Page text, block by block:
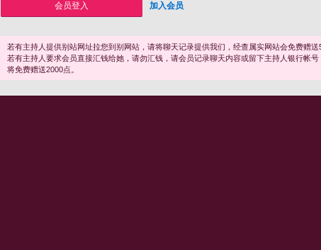
加入会员
若有主持人提供别站网址拉您到别网站，请将聊天记录提供我们，经查属实网站会免费赠送
若有主持人要求会员直接汇钱给她，请勿汇钱，请会员记录聊天内容或留下主持人银行帐
将免费赠送2000点。